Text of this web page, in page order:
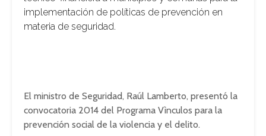
implementación de políticas de prevención en
materia de seguridad.
El ministro de Seguridad, Raúl Lamberto, presentó la
convocatoria 2014 del Programa Vìnculos para la
prevención social de la violencia y el delito.